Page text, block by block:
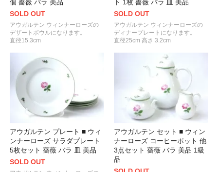
個 薔薇 バラ 美品
SOLD OUT
アウガルテン ウィンナーローズの
デザートボウルになります。
直径15.3cm
ト 1枚 薔薇 バラ 皿 美品
SOLD OUT
アウガルテン ウィンナーローズの
ディナープレートになります。
直径25cm 高さ 3.2cm
アウガルテン プレート ■ ウィ
ンナーローズ サラダプレート
5枚セット 薔薇 バラ 皿 美品
SOLD OUT
アウガルテン セット ■ ウィン
ナーローズ コーヒーポット 他
3点セット 薔薇 バラ 美品 1級
品